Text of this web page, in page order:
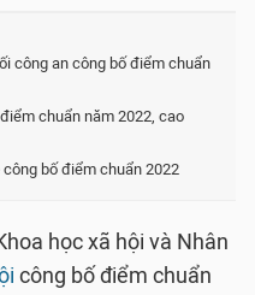
công an công bố điểm chuẩn
chuẩn năm 2022, cao
bố điểm chuẩn 2022
học xã hội và Nhân
công bố điểm chuẩn